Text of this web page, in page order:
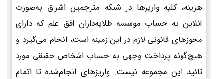
هزینه، کلیه واریزها در شبکه مترجمین اشراق به‌صورت
آنلاین به حساب موسسه طلایه‌داران افق علم که دارای
مجوزهای قانونی لازم در این زمینه است، انجام می‌گیرد و
هیچ‌گونه پرداخت وجهی به حساب اشخاص حقیقی مورد
تائید این مجموعه نیست. واریزهای انجام‌شده تا اتمام